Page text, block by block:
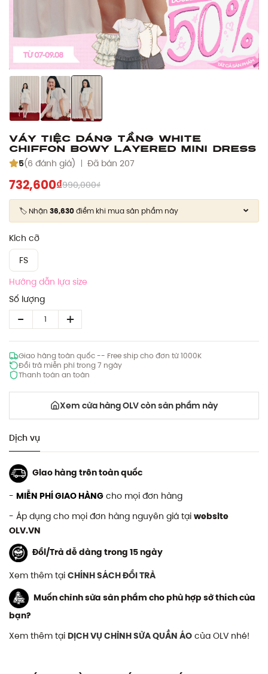
Váy tiệc dáng tầng White
Chiffon Bowy Layered Mini Dress
5(6 đánh giá) Đã bán 207
732,600₫990,000₫
🏷️ Nhận 36,630điểm khi mua sản phẩm này
Kích cỡ
FS
Hướng dẫn lựa size
Số lượng
Giao hàng toàn quốc -- Free ship cho đơn từ 1000K
Đổi trả miễn phí trong 7 ngày
Thanh toán an toàn
Xem cửa hàng OLV còn sản phẩm này
Dịch vụ
Giao hàng trên toàn quốc
- MIỄN PHÍ GIAO HÀNG cho mọi đơn hàng
- Áp dụng cho mọi đơn hàng nguyên giá tại website
OLV.VN
Đổi/Trả dễ dàng trong 15 ngày
Xem thêm tại CHÍNH SÁCH ĐỔI TRẢ
Muốn chỉnh sửa sản phẩm cho phù hợp sở thích của
bạn?
Xem thêm tại DỊCH VỤ CHỈNH SỬA QUẦN ÁO của OLV nhé!